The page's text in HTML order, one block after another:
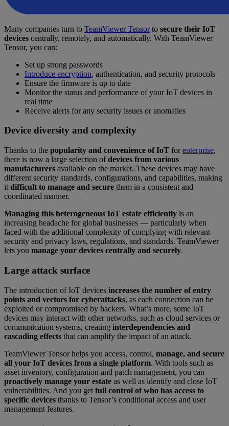
Many companies turn to TeamViewer Tensorto secure their IoT
devices centrally, remotely, and automatically. With TeamViewer
Tensor, you can:
Set up strong passwords
Introduce encryption, authentication, and security protocols
Ensure the firmware is up to date
Monitor the status and performance of your IoT devices in
real time
Receive alerts for any security issues or anomalies
Device diversity and complexity
Thanks to the popularity and convenience of IoT forenterprise,
there is now a large selection ofdevices from various
manufacturers available on the market. These devices may have
different security standards, configurations, and capabilities, making
it difficult to manage and secure them in a consistent and
coordinated manner.
Managing this heterogeneous IoT estate efficiently is an
increasing headache for global businesses — particularly when
faced with the additional complexity of complying with relevant
security and privacy laws, regulations, and standards. TeamViewer
lets you manage your devices centrally and securely.
Large attack surface
The introduction of IoT devices increases the number of entry
points and vectors for cyberattacks, as each connection can be
exploited or compromised by hackers. What’s more, some IoT
devices may interact with other networks, such as cloud services or
communication systems, creating interdependencies and
cascading effects that can amplify the impact of an attack.
TeamViewer Tensor helps you access, control, manage, and secure
all your IoT devices from a single platform. With tools such as
asset inventory, configuration and patch management, you can
proactively manage your estate as well as identify and close IoT
vulnerabilities. And you get full control of who has access to
specific devices thanks to Tensor’s conditional access and user
management features.